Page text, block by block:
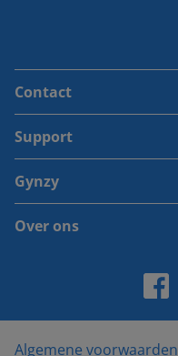
Contact
Support
Gynzy
Over ons
Algemene voorwaarden